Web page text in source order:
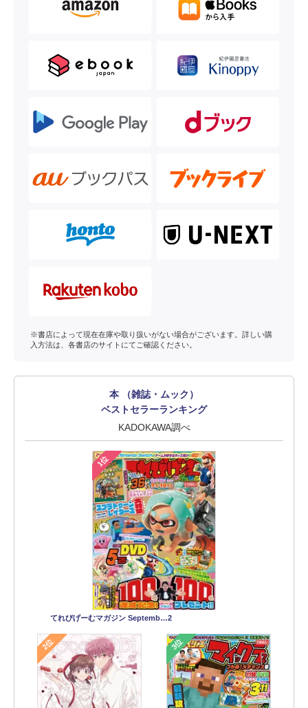
※書店によって現在在庫や取り扱いがない場合がございます。詳しい購
入方法は、各書店のサイトにてご確認ください。
本 （雑誌・ムック）
ベストセラーランキング
KADOKAWA調べ
1位
てれびげーむマガジン Septemb…2
2位 3位